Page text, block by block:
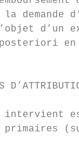
la demande
d’un
intervient
primaires